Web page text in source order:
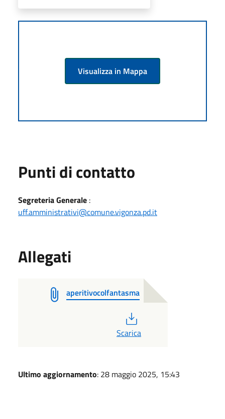
Visualizza in Mappa
Punti di contatto
Segreteria Generale :
uff.amministrativi@comune.vigonza.pd.it
Allegati
aperitivocolfantasma
Scarica
Ultimo aggiornamento: 28 maggio 2025, 15:43